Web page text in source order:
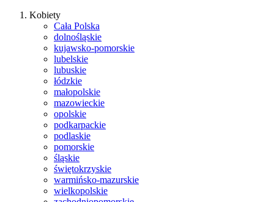
Kobiety
Cała Polska
dolnośląskie
kujawsko-pomorskie
lubelskie
lubuskie
łódzkie
małopolskie
mazowieckie
opolskie
podkarpackie
podlaskie
pomorskie
śląskie
świętokrzyskie
warmińsko-mazurskie
wielkopolskie